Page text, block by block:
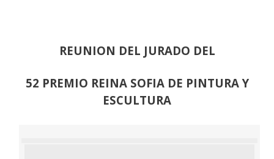
REUNION DEL JURADO DEL
52 PREMIO REINA SOFIA DE PINTURA Y
ESCULTURA